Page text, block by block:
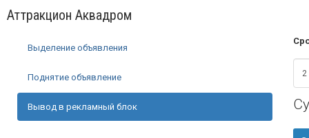
Аттракцион Аквадром
Выделение объявления
Поднятие объявление
Вывод в рекламный блок